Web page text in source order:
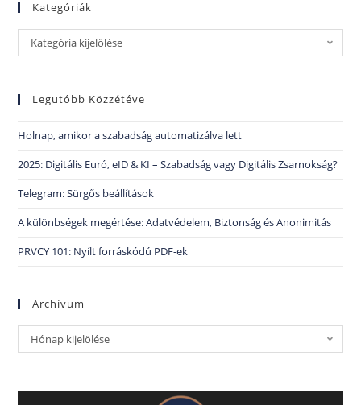
Kategóriák
Kategória kijelölése
Legutóbb Közzétéve
Holnap, amikor a szabadság automatizálva lett
2025: Digitális Euró, eID & KI – Szabadság vagy Digitális Zsarnokság?
Telegram: Sürgős beállítások
A különbségek megértése: Adatvédelem, Biztonság és Anonimitás
PRVCY 101: Nyílt forráskódú PDF-ek
Archívum
Hónap kijelölése